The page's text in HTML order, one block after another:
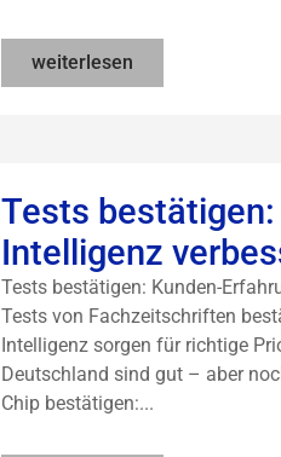
weiterlesen
Tests
Intelligenz
Tests bestätigen: Kunden-
Tests von Fachzeitschriften
Intelligenz sorgen für richtige
Deutschland sind gut – aber
Chip bestätigen:...